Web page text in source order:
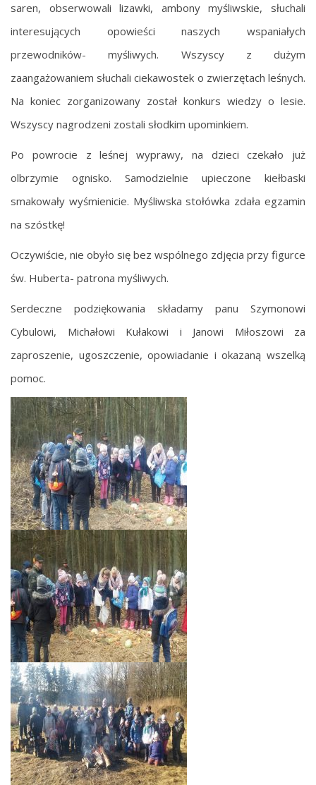
saren, obserwowali lizawki, ambony myśliwskie, słuchali
interesujących opowieści naszych wspaniałych
przewodników- myśliwych. Wszyscy z dużym
zaangażowaniem słuchali ciekawostek o zwierzętach leśnych.
Na koniec zorganizowany został konkurs wiedzy o lesie.
Wszyscy nagrodzeni zostali słodkim upominkiem.
Po powrocie z leśnej wyprawy, na dzieci czekało już
olbrzymie ognisko. Samodzielnie upieczone kiełbaski
smakowały wyśmienicie. Myśliwska stołówka zdała egzamin
na szóstkę!
Oczywiście, nie obyło się bez wspólnego zdjęcia przy figurce
św. Huberta- patrona myśliwych.
Serdeczne podziękowania składamy panu Szymonowi
Cybulowi, Michałowi Kułakowi i Janowi Miłoszowi za
zaproszenie, ugoszczenie, opowiadanie i okazaną wszelką
pomoc.